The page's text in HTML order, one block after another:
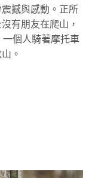
撼與感動。正所
有朋友在爬山，
個人騎著摩托車
。